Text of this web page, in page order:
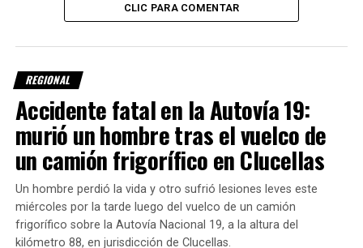
CLIC PARA COMENTAR
REGIONAL
Accidente fatal en la Autovía 19:
murió un hombre tras el vuelco de
un camión frigorífico en Clucellas
Un hombre perdió la vida y otro sufrió lesiones leves este
miércoles por la tarde luego del vuelco de un camión
frigorífico sobre la Autovía Nacional 19, a la altura del
kilómetro 88, en jurisdicción de Clucellas.